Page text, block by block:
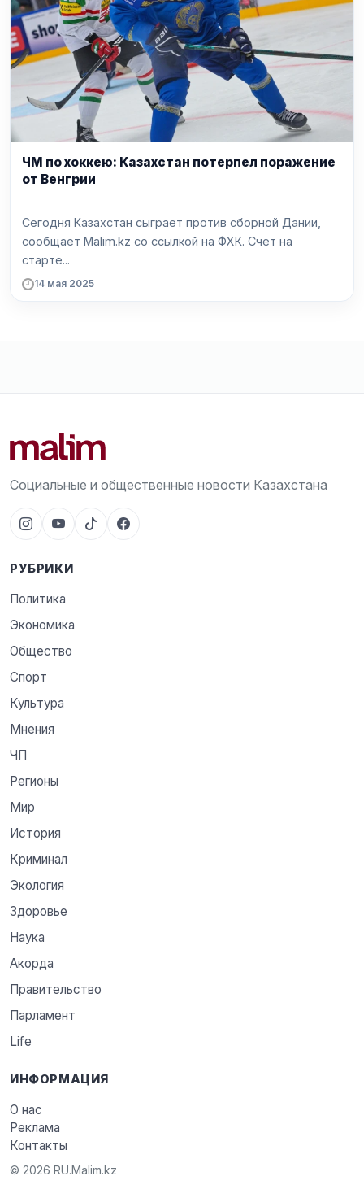
ЧМ по хоккею: Казахстан потерпел поражение
от Венгрии
Сегодня Казахстан сыграет против сборной Дании,
сообщает Malim.kz со ссылкой на ФХК. Счет на
старте...
14 мая 2025
Социальные и общественные новости Казахстана
РУБРИКИ
Политика
Экономика
Общество
Спорт
Культура
Мнения
ЧП
Регионы
Мир
История
Криминал
Экология
Здоровье
Наука
Акорда
Правительство
Парламент
Life
ИНФОРМАЦИЯ
О нас
Реклама
Контакты
© 2026 RU.Malim.kz